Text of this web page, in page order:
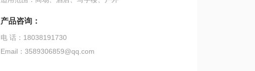
产品咨询：
电 话：18038191730
Email：3589306859@qq.com